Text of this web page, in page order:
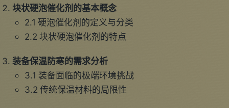
块状硬泡催化剂的基本概念
2.1 硬泡催化剂的定义与分类
2.2 块状硬泡催化剂的特点
装备保温防寒的需求分析
3.1 装备面临的极端环境挑战
3.2 传统保温材料的局限性